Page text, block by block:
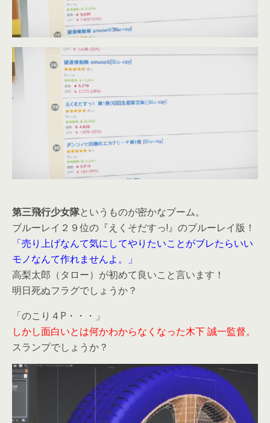
第三飛行少女隊というものが密かなブーム。
ブルーレイ２９位の『えくそだすっ!』のブルーレイ版！
「売り上げなんて気にしてやりたいことがブレたらいい
モノなんて作れませんよ。」
高梨太郎（タロー）が初めて良いこと言います！
明日死ぬフラグでしょうか？
「のこり４P・・・」
しかし面白いとは何かわからなくなった木下 誠一監督。
スランプでしょうか？